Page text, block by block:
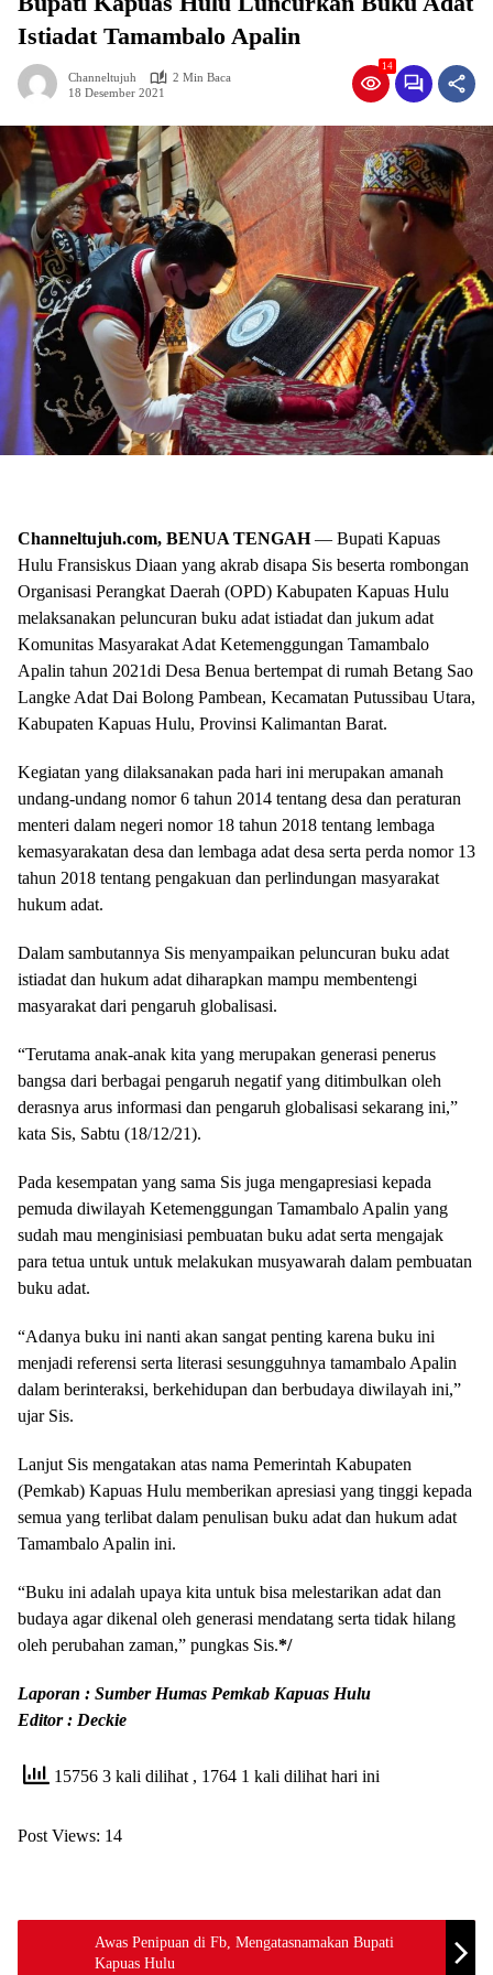
Istiadat Tamambalo Apalin
Channeltujuh
2 Min Baca
18 Desember 2021
14
Channeltujuh.com, BENUA TENGAH— Bupati Kapuas
Hulu Fransiskus Diaan yang akrab disapa Sis beserta rombongan
Organisasi Perangkat Daerah (OPD) Kabupaten Kapuas Hulu
melaksanakan peluncuran buku adat istiadat dan jukum adat
Komunitas Masyarakat Adat Ketemenggungan Tamambalo
Apalin tahun 2021di Desa Benua bertempat di rumah Betang Sao
Langke Adat Dai Bolong Pambean, Kecamatan Putussibau Utara,
Kabupaten Kapuas Hulu, Provinsi Kalimantan Barat.
Kegiatan yang dilaksanakan pada hari ini merupakan amanah
undang-undang nomor 6 tahun 2014 tentang desa dan peraturan
menteri dalam negeri nomor 18 tahun 2018 tentang lembaga
kemasyarakatan desa dan lembaga adat desa serta perda nomor 13
tahun 2018 tentang pengakuan dan perlindungan masyarakat
hukum adat.
Dalam sambutannya Sis menyampaikan peluncuran buku adat
istiadat dan hukum adat diharapkan mampu membentengi
masyarakat dari pengaruh globalisasi.
“Terutama anak-anak kita yang merupakan generasi penerus
bangsa dari berbagai pengaruh negatif yang ditimbulkan oleh
derasnya arus informasi dan pengaruh globalisasi sekarang ini,”
kata Sis, Sabtu (18/12/21).
Pada kesempatan yang sama Sis juga mengapresiasi kepada
pemuda diwilayah Ketemenggungan Tamambalo Apalin yang
sudah mau menginisiasi pembuatan buku adat serta mengajak
para tetua untuk untuk melakukan musyawarah dalam pembuatan
buku adat.
“Adanya buku ini nanti akan sangat penting karena buku ini
menjadi referensi serta literasi sesungguhnya tamambalo Apalin
dalam berinteraksi, berkehidupan dan berbudaya diwilayah ini,”
ujar Sis.
Lanjut Sis mengatakan atas nama Pemerintah Kabupaten
(Pemkab) Kapuas Hulu memberikan apresiasi yang tinggi kepada
semua yang terlibat dalam penulisan buku adat dan hukum adat
Tamambalo Apalin ini.
“Buku ini adalah upaya kita untuk bisa melestarikan adat dan
budaya agar dikenal oleh generasi mendatang serta tidak hilang
oleh perubahan zaman,” pungkas Sis.*/
Laporan : Sumber Humas Pemkab Kapuas Hulu
Editor : Deckie
15756 3 kali dilihat , 1764 1 kali dilihat hari ini
Post Views: 14
Awas Penipuan di Fb, Mengatasnamakan Bupati
Kapuas Hulu